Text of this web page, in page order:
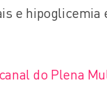
e hipoglicemia
do Plena